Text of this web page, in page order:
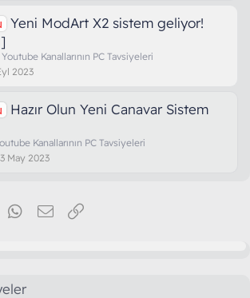
Yeni ModArt X2 sistem geliyor!
Youtube Kanallarının PC Tavsiyeleri
2023
Hazır Olun Yeni Canavar Sistem
Kanallarının PC Tavsiyeleri
May 2023
(Twitter)WhatsApp
E-posta